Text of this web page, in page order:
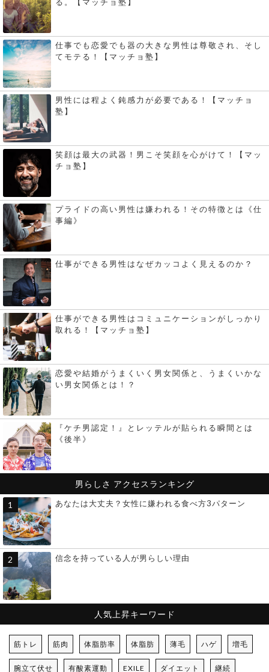
仕事でも恋愛でも器の大きな男性は尊敬され、そし
てモテる！【マッチョ塾】
男性には程よく鈍感力が必要である！【マッチョ
塾】
笑顔は最大の武器！男こそ笑顔を心がけて！【マッ
チョ塾】
プライドの高い男性は嫌われる！その特徴とは《仕
事編》
仕事ができる男性はなぜカッコよく見えるのか？
仕事ができる男性はコミュニケーションがしっかり
取れる！【マッチョ塾】
恋愛や結婚がうまくいく男女関係と、うまくいかな
い男女関係とは！？
『ケチ男認定！』とレッテルが貼られる瞬間とは
《後半》
男らしさ アクセスランキング
あなたは大丈夫？女性に嫌われる食べ方3パターン
信念を持っている人が男らしい理由
人気上昇キーワード
筋トレ 筋肉 体脂肪率 体脂肪 薄毛 ハゲ 増毛
腕立て伏せ 有酸素運動 EXILE ダイエット 継続